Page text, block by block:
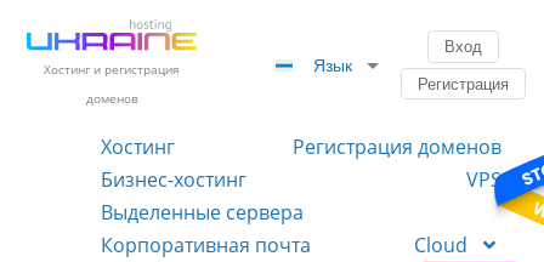
Хостинг и регистрация
доменов
Язык
Вход
Регистрация
Хостинг
Регистрация доменов
Бизнес-хостинг
VPS
Выделенные сервера
Корпоративная почта
Cloud